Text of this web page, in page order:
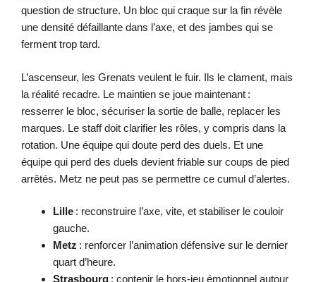
question de structure. Un bloc qui craque sur la fin révèle
une densité défaillante dans l’axe, et des jambes qui se
ferment trop tard.
L’ascenseur, les Grenats veulent le fuir. Ils le clament, mais
la réalité recadre. Le maintien se joue maintenant :
resserrer le bloc, sécuriser la sortie de balle, replacer les
marques. Le staff doit clarifier les rôles, y compris dans la
rotation. Une équipe qui doute perd des duels. Et une
équipe qui perd des duels devient friable sur coups de pied
arrêtés. Metz ne peut pas se permettre ce cumul d’alertes.
Lille : reconstruire l’axe, vite, et stabiliser le couloir
gauche.
Metz : renforcer l’animation défensive sur le dernier
quart d’heure.
Strasbourg : contenir le hors-jeu émotionnel autour